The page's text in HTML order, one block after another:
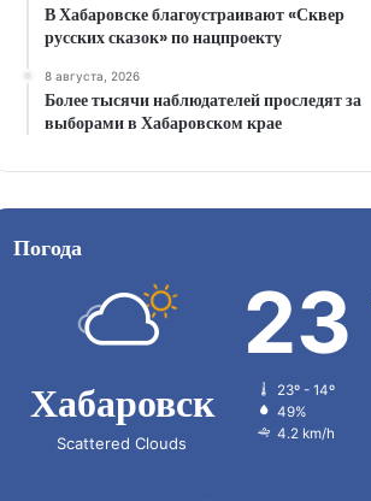
В Хабаровске благоустраивают «Сквер
русских сказок» по нацпроекту
8 августа, 2026
Более тысячи наблюдателей проследят за
выборами в Хабаровском крае
Погода
Хабаровск
Scattered Clouds
23
23º - 14º
49%
4.2 km/h